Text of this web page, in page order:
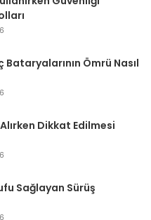
Bataryalarının Ömrü Nasıl
Dikkat Edilmesi
Sağlayan Sürüş